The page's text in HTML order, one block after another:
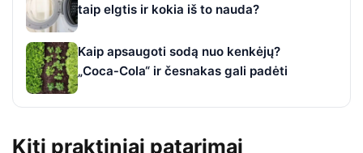
taip elgtis ir kokia iš to nauda?
Kaip apsaugoti sodą nuo kenkėjų?
„Coca‑Cola“ ir česnakas gali padėti
Kiti praktiniai patarimai